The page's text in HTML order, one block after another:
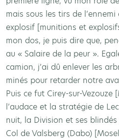
mais sous les tirs de
explosif [munitions et
mon dos, je puis dire que,
au « Salaire de la peur ».
camion, j’ai dû enlever les
minés pour retarder notre
Puis ce fut Cirey-sur-
l’audace et la stratégie de
nuit, la Division et ses
Col de Valsberg (Dabo)